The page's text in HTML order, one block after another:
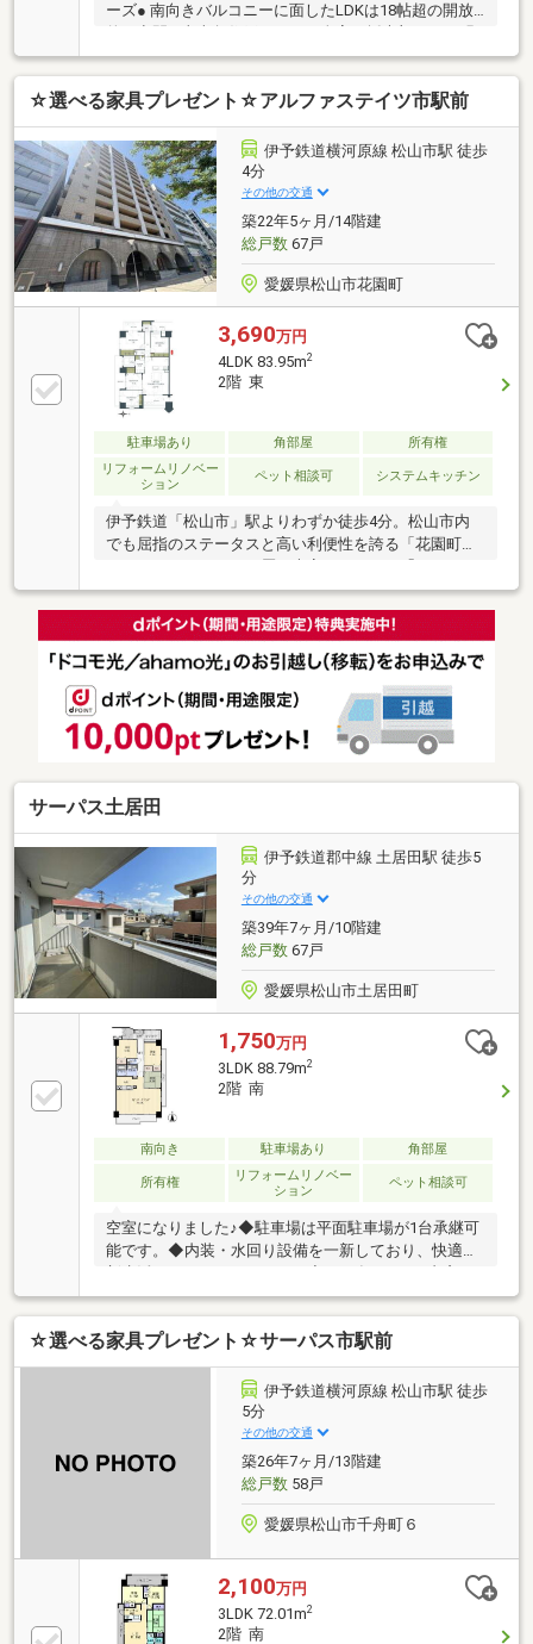
ーズ● 南向きバルコニーに面したLDKは18帖超の開放
的な空間● 東南角住戸につき、全室に採光部がある明
るい住まいです● 25坪以上の専有面積を活かした、収
納豊富な3LDK● 家族との会話を楽しみながら料理がで
きる対面キッチン● 9階からの眺望が、毎日の暮らしに
潤いをもたらします● いよてつ高島屋まで徒歩7分、休
日の外出も楽しみな環境● ウォークインクロゼットや
押入など充実の収納スペース
☆選べる家具プレゼント☆アルファステイツ市駅前
伊予鉄道横河原線 松山市駅 徒歩
4分
その他の交通
築22年5ヶ月/14階建
総戸数67戸
愛媛県松山市花園町
3,690万円
4LDK 83.95m2
2階 東
駐車場あり 角部屋
所有権
リフォームリノベー
ション
ペット相談可 システムキッチン
伊予鉄道「松山市」駅よりわずか徒歩4分。松山市内
でも屈指のステータスと高い利便性を誇る「花園町」
エリアに、ファミリー層に大変おすすめの「アルファ
ステイツ市駅前」が登場しました！2階部分に位置す
るこちらの住戸は、専有面積83.95㎡を確保したゆとり
ある4LDK。角住戸ならではの開放感があります。市駅
前のデパートや地下街、花園町の美しい街路、おしゃ
内に揃う「都市型スマートライフ」が実現します。現
在は空家となっており、スムーズにご案内可能です。
松山中心部で上質な新生活をスタートさせたい方は、
サーパス土居田
伊予鉄道郡中線 土居田駅 徒歩5
分
その他の交通
築39年7ヶ月/10階建
総戸数67戸
愛媛県松山市土居田町
1,750万円
3LDK 88.79m2
2階 南
南向き 駐車場あり 角部屋
所有権
リフォームリノベー
ション
ペット相談可
空室になりました♪◆駐車場は平面駐車場が1台承継可
能です。◆内装・水回り設備を一新しており、快適に
施工済み。冷暖房効率が高まり、省エネで快適に過ご
せます。◆20帖以上の開放的なLDKで、ご家族とゆっ
たりお寛ぎいただけます。◆南東角住戸につき、陽当
たり・通風ともに良好。明るく爽やかな空間です。◆
土居田駅やスーパーが徒歩圏内にあり、生活利便性も
☆選べる家具プレゼント☆サーパス市駅前
伊予鉄道横河原線 松山市駅 徒歩
5分
その他の交通
築26年7ヶ月/13階建
総戸数58戸
愛媛県松山市千舟町６
2,100万円
3LDK 72.01m2
2階 南